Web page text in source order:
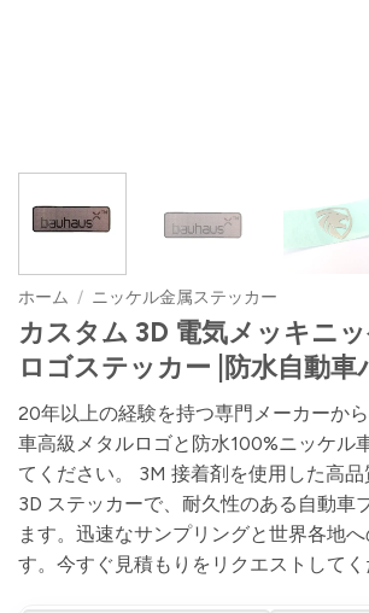
ホーム / ニッケル金属ステッカー
カスタム 3D 電気メッキニ
ロゴステッカー |防水自動車
20年以上の経験を持つ専門メーカーか
車高級メタルロゴと防水100%ニッケル
てください。 3M 接着剤を使用した高
3D ステッカーで、耐久性のある自動車
ます。迅速なサンプリングと世界各地
す。今すぐ見積もりをリクエストしてく